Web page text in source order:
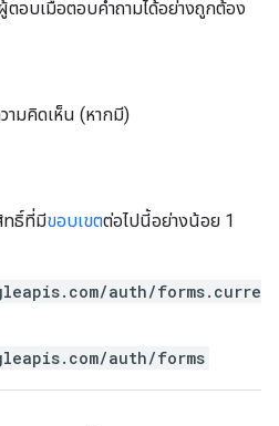
อบเมื่อตอบคำถามได้อย่างถูกต้อง
ามคิดเห็น (หากมี)
ทธิ์ที่มีขอบเขตต่อไปนี้อย่างน้อย 1
auth/forms.curre
auth/forms